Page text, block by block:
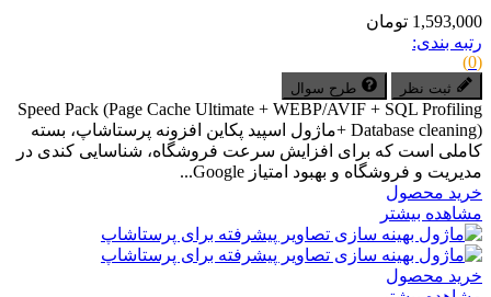
1,593,000 تومان
رتبه بندی:
(0)
ثبت نظر طرح سوال
Speed Pack (Page Cache Ultimate + WEBP/AVIF + SQL Profiling
+ Database cleaning)ماژول اسپید پکاین افزونه پرستاشاپ، بسته
کاملی است که برای افزایش سرعت فروشگاه، شناسایی کندی در
مدیریت و فروشگاه و بهبود امتیاز Google...
خرید محصول
مشاهده بیشتر
خرید محصول